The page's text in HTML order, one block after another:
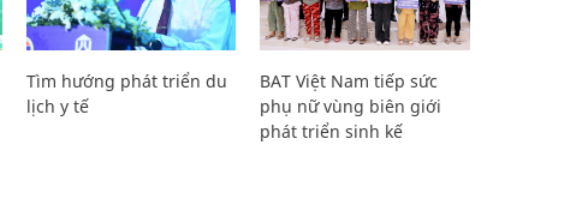
Tìm hướng phát triển du
lịch y tế
BAT Việt Nam tiếp sức
phụ nữ vùng biên giới
phát triển sinh kế